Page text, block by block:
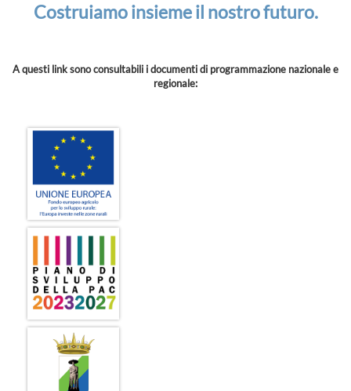
Costruiamo insieme il nostro futuro.
A questi link sono consultabili i documenti di programmazione nazionale e
regionale: